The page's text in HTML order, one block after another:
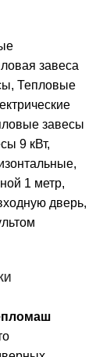
завеса
, Тепловые
завесы
9 кВт,
,
1 метр,
дверь,